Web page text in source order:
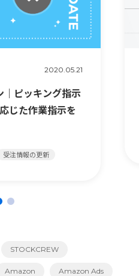
2020.05.21
｜ピッキング指示
じた作業指示を
受注情報の更新
STOCKCREW
Amazon Amazon Ads